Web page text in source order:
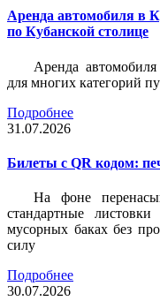
Аренда автомобиля в
по Кубанской столице
Аренда
для многих категорий
Подробнее
31.07.2026
Билеты c QR кодом:
На фоне
стандартные
мусорных баках без
силу
Подробнее
30.07.2026